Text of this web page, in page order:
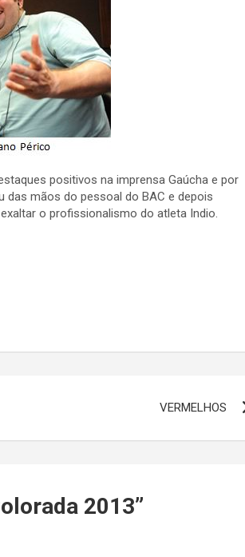
positivos na imprensa Gaúcha e por
das mãos do pessoal do BAC e depois
o profissionalismo do atleta Indio.
VERMELHOS
2013”